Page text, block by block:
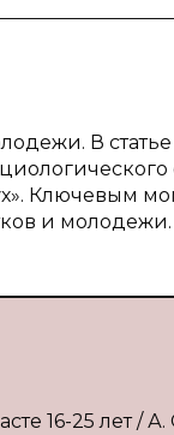
В
Ключевым
и молодежи.
16-25 лет / А.